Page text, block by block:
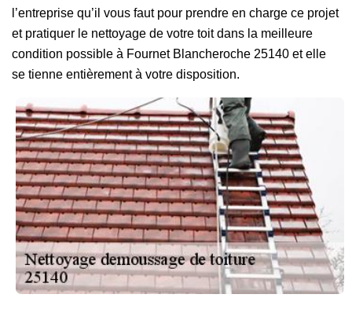
l’entreprise qu’il vous faut pour prendre en charge ce projet
et pratiquer le nettoyage de votre toit dans la meilleure
condition possible à Fournet Blancheroche 25140 et elle
se tienne entièrement à votre disposition.